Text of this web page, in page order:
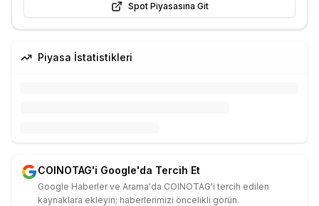
Spot Piyasasına Git
Piyasa İstatistikleri
COINOTAG'i Google'da Tercih Et
Google Haberler ve Arama'da COINOTAG'i tercih edilen
kaynaklara ekleyin; haberlerimizi öncelikli görün.